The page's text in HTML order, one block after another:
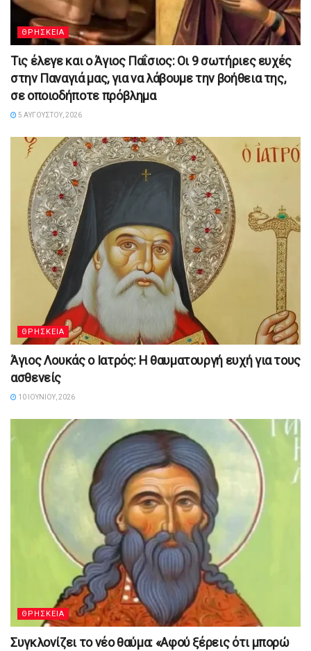
ΘΡΗΣΚΕΙΑ
Τις έλεγε και ο Άγιος Παΐσιος: Οι 9 σωτήριες ευχές
στην Παναγιά μας, για να λάβουμε την βοήθεια της,
σε οποιοδήποτε πρόβλημα
5 ΑΥΓΟΎΣΤΟΥ, 2026
ΘΡΗΣΚΕΙΑ
Άγιος Λουκάς ο Ιατρός: Η θαυματουργή ευχή για τους
ασθενείς
10 ΙΟΥΝΊΟΥ, 2026
ΘΡΗΣΚΕΙΑ
Συγκλονίζει το νέο θαύμα: «Αφού ξέρεις ότι μπορώ